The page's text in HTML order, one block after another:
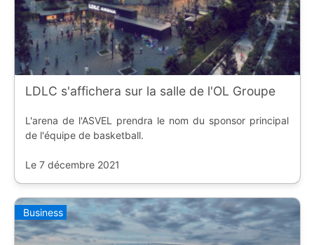
LDLC s'affichera sur la salle de l'OL Groupe
L'arena de l'ASVEL prendra le nom du sponsor principal
de l'équipe de basketball.
Le 7 décembre 2021
Business